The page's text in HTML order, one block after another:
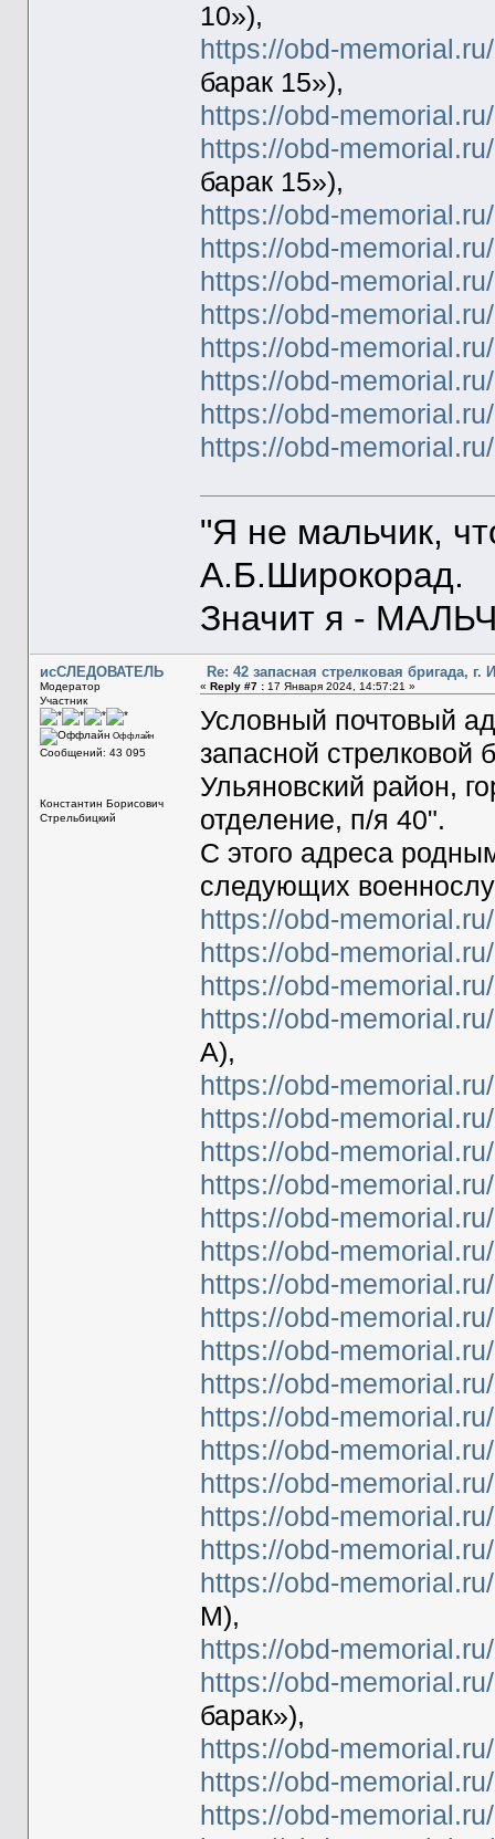
10»),
https://obd-
барак 15»),
https://obd-
https://obd-
барак 15»),
https://obd-
https://obd-
https://obd-
https://obd-
https://obd-
https://obd-
https://obd-
https://obd-
"Я не мальчик,
А.Б.Широкорад.
Значит я -
исСЛЕДОВАТЕЛЬ
Модератор
Участник
Оффлайн
Сообщений: 43 095
Константин Борисович
Стрельбицкий
Re: 42 запасная стрелковая бригада, г.
« Reply #7 :17 Января 2024, 14:57:21 »
Условный почтовый
запасной
Ульяновский район,
отделение, п/я 40".
С этого адреса
следующих
https://obd-
https://obd-
https://obd-
https://obd-
А),
https://obd-
https://obd-
https://obd-
https://obd-
https://obd-
https://obd-
https://obd-
https://obd-
https://obd-
https://obd-
https://obd-
https://obd-
https://obd-
https://obd-
https://obd-
https://obd-
М),
https://obd-
https://obd-
барак»),
https://obd-
https://obd-
https://obd-